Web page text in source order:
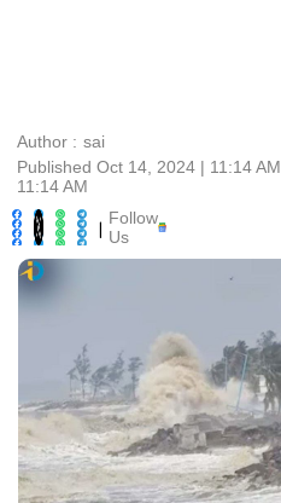
Author : sai
Published Oct 14, 2024 | 11:14 AM
11:14 AM
| Follow
Us